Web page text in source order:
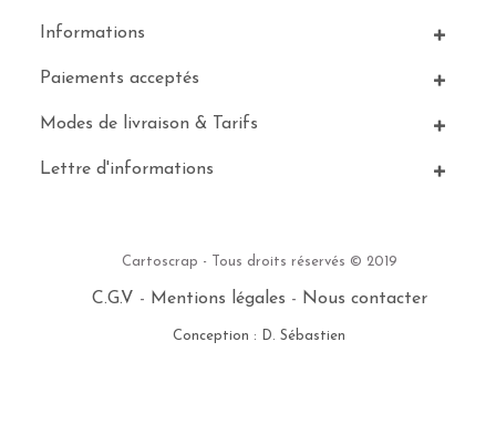
Informations
Paiements acceptés
Modes de livraison & Tarifs
Lettre d'informations
Cartoscrap - Tous droits réservés © 2019
C.G.V - Mentions légales - Nous contacter
Conception : D. Sébastien